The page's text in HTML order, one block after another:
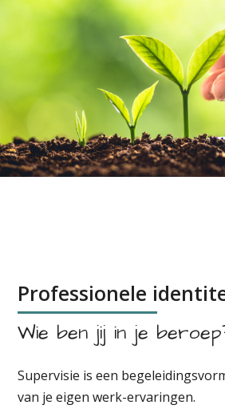
Professionele
Wie ben jij in je
Supervisie is een
van je eigen werk-ervaringen.